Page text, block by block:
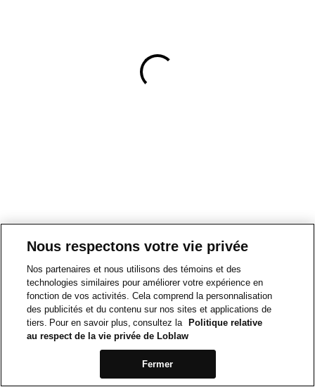
Nous respectons votre vie privée
Nos partenaires et nous utilisons des témoins et des
technologies similaires pour améliorer votre expérience en
fonction de vos activités. Cela comprend la personnalisation
des publicités et du contenu sur nos sites et applications de
tiers. Pour en savoir plus, consultez la
Politique relative
au respect de la vie privée de Loblaw
Fermer